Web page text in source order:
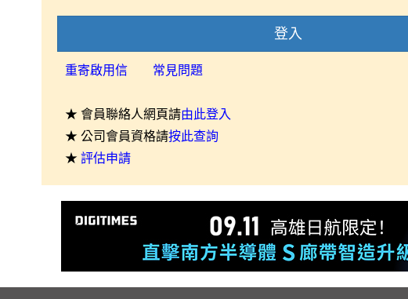
登入
重寄啟用信 常見問題
★ 會員聯絡人網頁請由此登入
★ 公司會員資格請按此查詢
★ 評估申請